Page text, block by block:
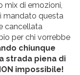
mix di emozioni,
mandato questa
cancellata
per chi vorrebbe
chiunque
strada piena di
impossibile!